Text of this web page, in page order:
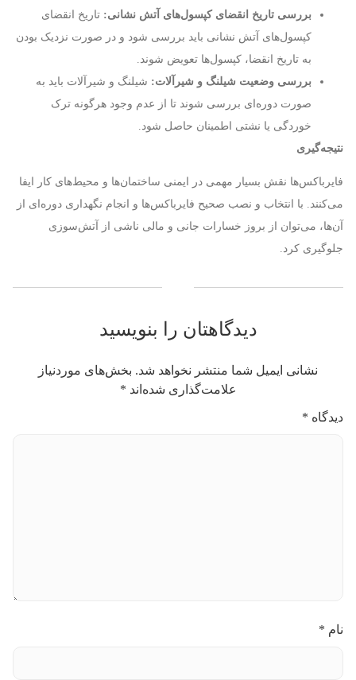
بررسی تاریخ انقضای کپسول‌های آتش نشانی: تاریخ انقضای
کپسول‌های آتش نشانی باید بررسی شود و در صورت نزدیک بودن
به تاریخ انقضا، کپسول‌ها تعویض شوند.
بررسی وضعیت شیلنگ و شیرآلات: شیلنگ و شیرآلات باید به
صورت دوره‌ای بررسی شوند تا از عدم وجود هرگونه ترک
خوردگی یا نشتی اطمینان حاصل شود.
نتیجه‌گیری
فایرباکس‌ها نقش بسیار مهمی در ایمنی ساختمان‌ها و محیط‌های کار ایفا
می‌کنند. با انتخاب و نصب صحیح فایرباکس‌ها و انجام نگهداری دوره‌ای از
آن‌ها، می‌توان از بروز خسارات جانی و مالی ناشی از آتش‌سوزی
جلوگیری کرد.
دیدگاهتان را بنویسید
نشانی ایمیل شما منتشر نخواهد شد. بخش‌های موردنیاز
علامت‌گذاری شده‌اند *
دیدگاه *
نام *